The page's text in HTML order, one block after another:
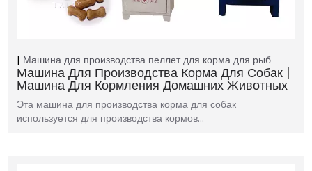
Машина для производства пеллет для корма для рыб
Машина Для Производства Корма Для Собак |
Машина Для Кормления Домашних Животных
Эта машина для производства корма для собак
используется для производства кормов…